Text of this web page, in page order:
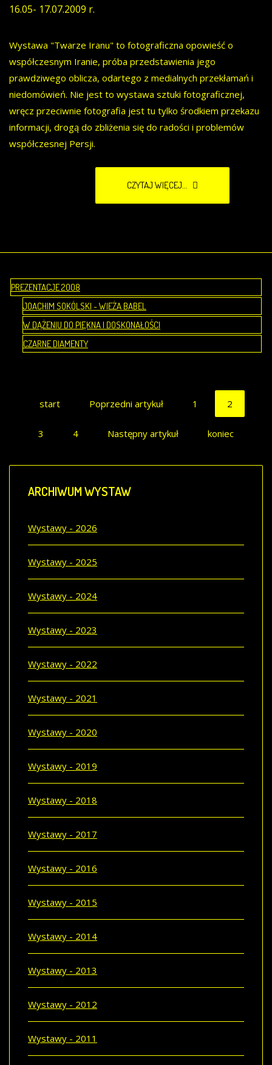
16.05- 17.07.2009 r.
Wystawa "Twarze Iranu" to fotograficzna opowieść o
współczesnym Iranie, próba przedstawienia jego
prawdziwego oblicza, odartego z medialnych przekłamań i
niedomówień. Nie jest to wystawa sztuki fotograficznej,
wręcz przeciwnie fotografia jest tu tylko środkiem przekazu
informacji, drogą do zbliżenia się do radości i problemów
współczesnej Persji.
CZYTAJ WIĘCEJ...
PREZENTACJE 2008
JOACHIM SOKÓLSKI - WIEŻA BABEL
W DĄŻENIU DO PIĘKNA I DOSKONAŁOŚCI
CZARNE DIAMENTY
start Poprzedni artykuł 1 2
3 4 Następny artykuł koniec
ARCHIWUMWYSTAW
Wystawy - 2026
Wystawy - 2025
Wystawy - 2024
Wystawy - 2023
Wystawy - 2022
Wystawy - 2021
Wystawy - 2020
Wystawy - 2019
Wystawy - 2018
Wystawy - 2017
Wystawy - 2016
Wystawy - 2015
Wystawy - 2014
Wystawy - 2013
Wystawy - 2012
Wystawy - 2011